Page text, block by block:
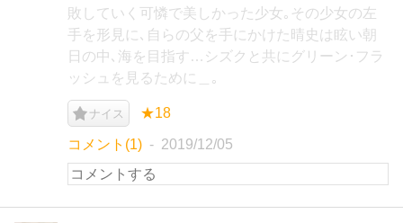
敗していく可憐で美しかった少女｡その少女の左
手を形見に､自らの父を手にかけた晴史は眩い朝
日の中､海を目指す…シズクと共にグリーン･フラ
ッシュを見るために＿｡
ナイス ★18
コメント(1) 2019/12/05